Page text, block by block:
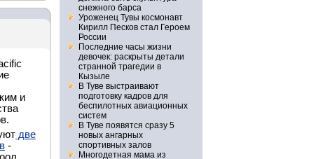
и
две
-
снежного барса
Уроженец Тувы космонавт
Кирилл Песков стал Героем
России
Последние часы жизни
девочек: раскрыты детали
странной трагедии в
Кызыле
В Туве выстраивают
подготовку кадров для
беспилотных авиационных
систем
В Туве появятся сразу 5
новых ангарных
спортивных залов
Многодетная мама из